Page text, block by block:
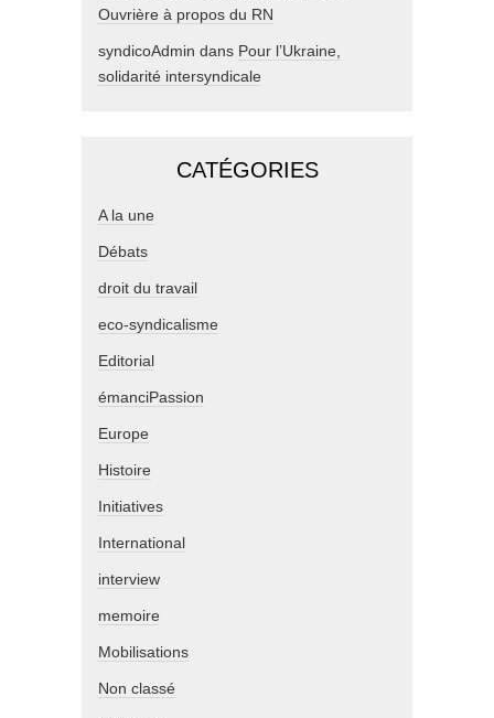
Ouvrière à propos du RN
syndicoAdmin dans Pour l’Ukraine,
solidarité intersyndicale
CATÉGORIES
A la une
Débats
droit du travail
eco-syndicalisme
Editorial
émanciPassion
Europe
Histoire
Initiatives
International
interview
memoire
Mobilisations
Non classé